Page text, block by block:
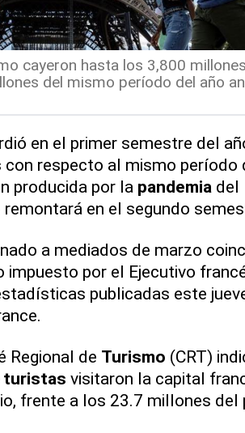
cayeron hasta los 3,800
del mismo período del año
en el primer semestre del
con respecto al mismo período
producida por la pandemia del
en el segundo
a mediados de marzo
por el Ejecutivo
publicadas este
Regional de Turismo (CRT)
turistas visitaron la capital
frente a los 23.7 millones del